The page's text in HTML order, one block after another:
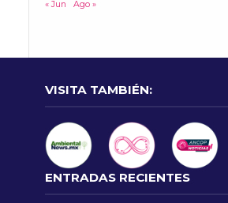
« Jun Ago »
VISITA TAMBIÉN:
ENTRADAS RECIENTES